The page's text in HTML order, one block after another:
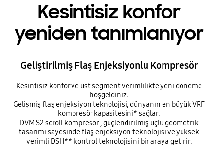
Kesintisiz konfor
yeniden tanımlanıyor
Geliştirilmiş Flaş Enjeksiyonlu Kompresör
Kesintisiz konfor ve üst segment verimlilikte yeni döneme
hoşgeldiniz.
Gelişmiş flaş enjeksiyon teknolojisi, dünyanın en büyük VRF
kompresör kapasitesini* sağlar.
DVM S2 scroll kompresör , güçlendirilmiş üçlü geometrik
tasarımı sayesinde flaş enjeksiyon teknolojisi ve yüksek
verimli DSH** kontrol teknolojisini bir araya getirir.